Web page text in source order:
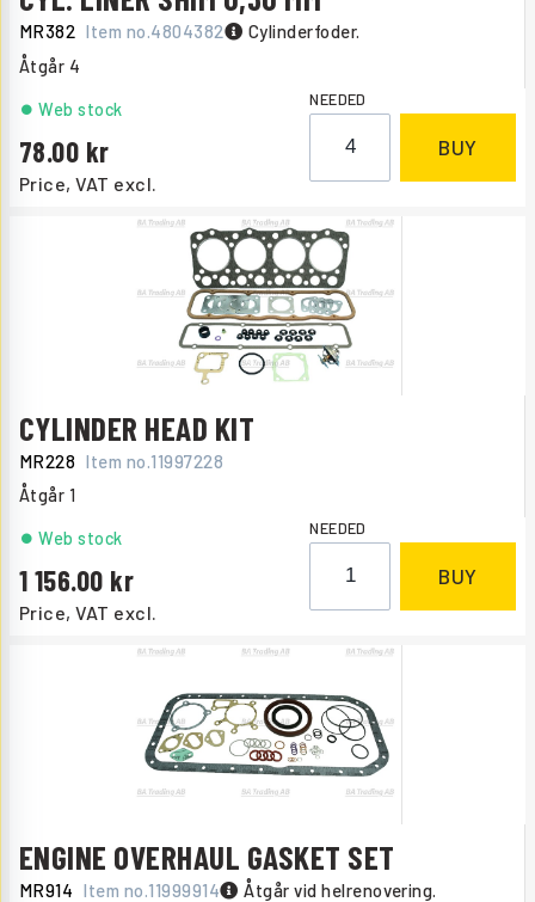
MR382 Item no.4804382 Cylinderfoder.
Åtgår 4
Price, VAT excl.
78.00
Web stock NEEDED
BUY
CYLINDER HEAD KIT
MR228 Item no.11997228
Åtgår 1
Price, VAT excl.
1 156.00
Web stock NEEDED
BUY
ENGINE OVERHAUL GASKET SET
MR914 Item no.11999914 Åtgår vid helrenovering.